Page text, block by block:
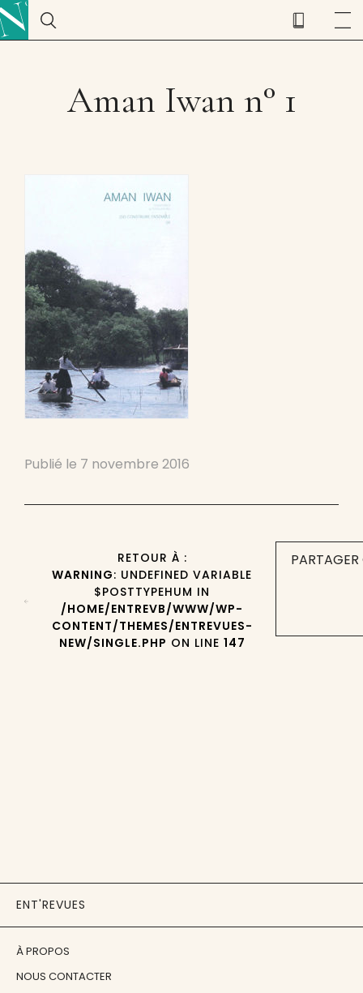
Aman Iwan n° 1
Publié le 7 novembre 2016
RETOUR À :
WARNING: UNDEFINED VARIABLE
$POSTTYPEHUM IN
/HOME/ENTREVB/WWW/WP-
CONTENT/THEMES/ENTREVUES-
NEW/SINGLE.PHP ON LINE 147
ENT'REVUES
À PROPOS
NOUS CONTACTER